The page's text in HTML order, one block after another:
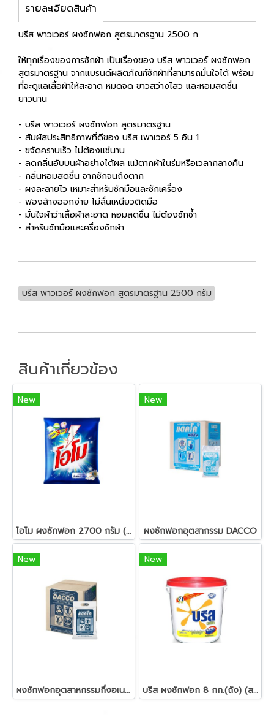
รายละเอียดสินค้า
บรีส พาวเวอร์ ผงซักฟอก สูตรมาตรฐาน 2500 ก.
ให้ทุกเรื่องของการซักผ้า เป็นเรื่องของ บรีส พาวเวอร์ ผงซักฟอก
สูตรมาตรฐาน จากแบรนด์ผลิตภัณฑ์ซักผ้าที่สามารถมั่นใจได้ พร้อม
ที่จะดูแลเสื้อผ้าให้สะอาด หมดจด ขาวสว่างไสว และหอมสดชื่น
ยาวนาน
- บรีส พาวเวอร์ ผงซักฟอก สูตรมาตรฐาน
- สัมผัสประสิทธิภาพที่ดีของ บรีส เพาเวอร์ 5 อิน 1
- ขจัดคราบเร็ว ไม่ต้องแช่นาน
- ลดกลิ่นอับบนผ้าอย่างได้ผล แม้ตากผ้าในร่มหรือเวลากลางคืน
- กลิ่นหอมสดชื่น จากซักจนถึงตาก
- ผงละลายไว เหมาะสำหรับซักมือและซักเครื่อง
- ฟองล้างออกง่าย ไม่ลื่นเหนียวติดมือ
- มั่นใจผ้าว่าเสื้อผ้าสะอาด หอมสดชื่น ไม่ต้องซักซ้ำ
- สำหรับซักมือและครื่องซักผ้า
บรีส พาวเวอร์ ผงซักฟอก สูตรมาตรฐาน 2500 กรัม
สินค้าเกี่ยวข้อง
New
โอโม ผงซักฟอก 2700 กรัม (สอบถามราคา)
New
ผงซักฟอกอุตสากรรม DACCO
New
ผงซักฟอกอุตสาหกรรมกึ่งอเนกประสงค์ ยี่ห้อ DACCO (แพค 1 กิโลกรัม)
New
บรีส ผงซักฟอก 8 กก.(ถัง) (สอบถามราคา)